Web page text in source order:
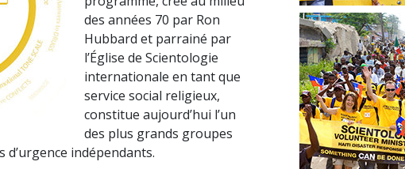
des années 70 par Ron
Hubbard et parrainé par
l’Église de Scientologie
internationale en tant que
service social religieux,
constitue aujourd’hui l’un
des plus grands groupes
indépendants.